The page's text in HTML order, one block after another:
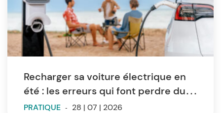
Recharger sa voiture électrique en
été : les erreurs qui font perdre du
temps et de l’autonomie
PRATIQUE - 28 | 07 | 2026